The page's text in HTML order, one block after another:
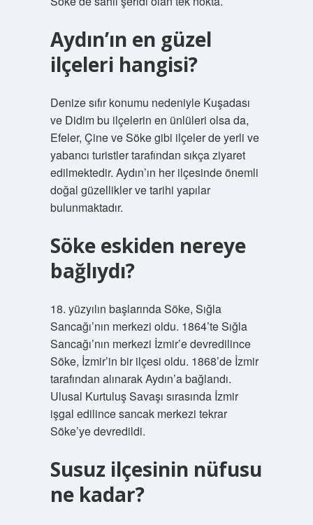
Aydın’ın en güzel
ilçeleri hangisi?
Denize sıfır konumu nedeniyle Kuşadası
ve Didim bu ilçelerin en ünlüleri olsa da,
Efeler, Çine ve Söke gibi ilçeler de yerli ve
yabancı turistler tarafından sıkça ziyaret
edilmektedir. Aydın’ın her ilçesinde önemli
doğal güzellikler ve tarihi yapılar
bulunmaktadır.
Söke eskiden nereye
bağlıydı?
18. yüzyılın başlarında Söke, Sığla
Sancağı’nın merkezi oldu. 1864’te Sığla
Sancağı’nın merkezi İzmir’e devredilince
Söke, İzmir’in bir ilçesi oldu. 1868’de İzmir
tarafından alınarak Aydın’a bağlandı.
Ulusal Kurtuluş Savaşı sırasında İzmir
işgal edilince sancak merkezi tekrar
Söke’ye devredildi.
Susuz ilçesinin nüfusu
ne kadar?